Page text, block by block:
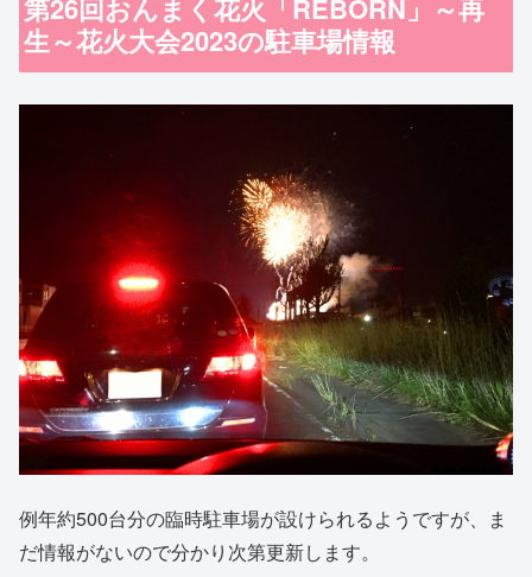
第26回おんまく花火「REBORN」～再
生～花火大会2023の駐車場情報
例年約500台分の臨時駐車場が設けられるようですが、ま
だ情報がないので分かり次第更新します。